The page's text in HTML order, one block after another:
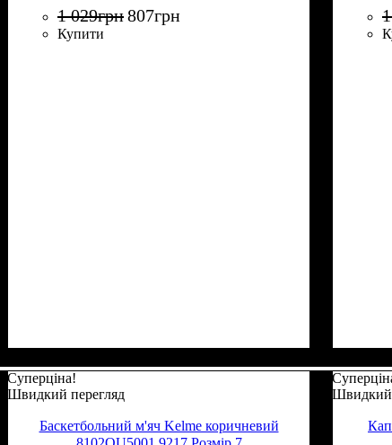
1 029грн807грн
Купити
Суперціна!
Швидкий перегляд
Баскетбольний м'яч Kelme коричневий
Швидкий